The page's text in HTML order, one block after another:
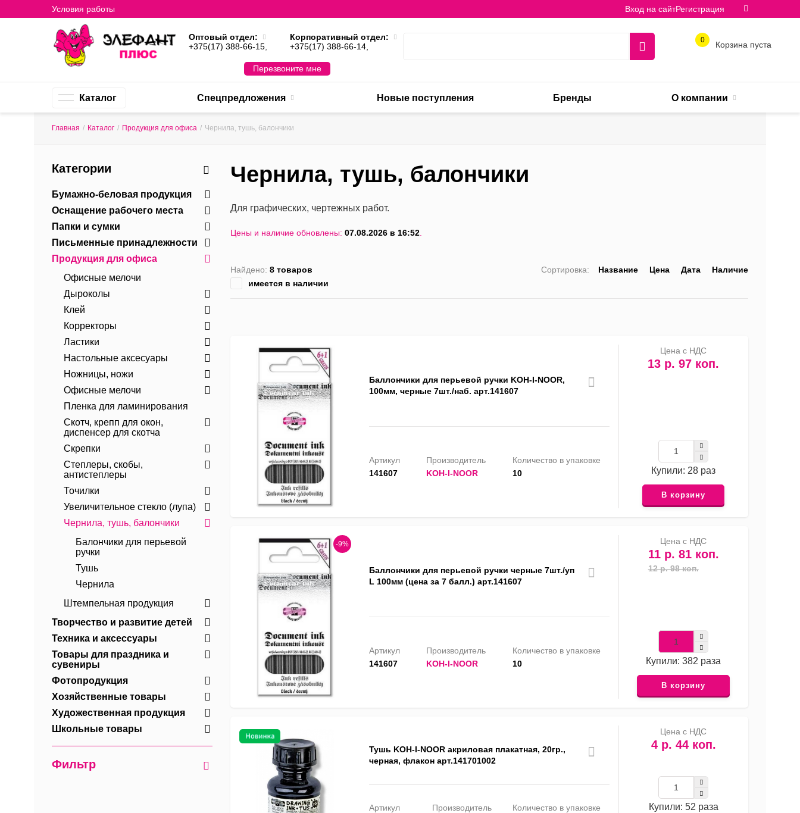
Условия работы Вход на сайтРегистрация
0 Корзина пуста
Оптовый отдел:
+375(17) 388-66-15,
Корпоративный отдел:
+375(17) 388-66-14,
Перезвоните мне
Каталог Спецпредложения Новые поступления Бренды О компании
Главная / Каталог / Продукция для офиса / Чернила, тушь, балончики
Категории
Бумажно-беловая продукция
Оснащение рабочего места
Папки и сумки
Письменные принадлежности
Продукция для офиса
Офисные мелочи
Дыроколы
Клей
Корректоры
Ластики
Настольные аксесуары
Ножницы, ножи
Офисные мелочи
Пленка для ламинирования
Скотч, крепп для окон,
диспенсер для скотча
Скрепки
Степлеры, скобы,
антистеплеры
Точилки
Увеличительное стекло (лупа)
Чернила, тушь, балончики
Балончики для перьевой
ручки
Тушь
Чернила
Штемпельная продукция
Творчество и развитие детей
Техника и аксессуары
Товары для праздника и
сувениры
Фотопродукция
Хозяйственные товары
Художественная продукция
Школьные товары
Фильтр
Чернила, тушь, балончики
Для графических, чертежных работ.
Цены и наличие обновлены: 07.08.2026 в 16:52.
Найдено: 8 товаров
имеется в наличии
Сортировка: Название Цена Дата Наличие
Баллончики для перьевой ручки KOH-I-NOOR,
100мм, черные 7шт./наб. арт.141607
Артикул
141607
Производитель
KOH-I-NOOR
Количество в упаковке
10
Цена с НДС
13 р. 97 коп.
Купили: 28 раз
В корзину
-9%
Баллончики для перьевой ручки черные 7шт./уп
L 100мм (цена за 7 балл.) арт.141607
Артикул
141607
Производитель
KOH-I-NOOR
Количество в упаковке
10
Цена с НДС
11 р. 81 коп.
12 р. 98 коп.
Купили: 382 раза
В корзину
Тушь KOH-I-NOOR акриловая плакатная, 20гр.,
черная, флакон арт.141701002
Артикул
Производитель
Количество в упаковке
Цена с НДС
4 р. 44 коп.
Купили: 52 раза